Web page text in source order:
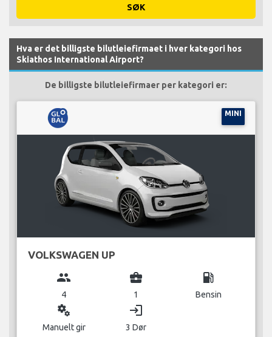
SØK
Hva er det billigste bilutleiefirmaet i hver kategori hos
Skiathos International Airport?
De billigste bilutleiefirmaer per kategori er:
MINI
VOLKSWAGEN UP
group
4
business_center
1
local_gas_station
Bensin
miscellaneous_services
Manuelt gir
login
3 Dør